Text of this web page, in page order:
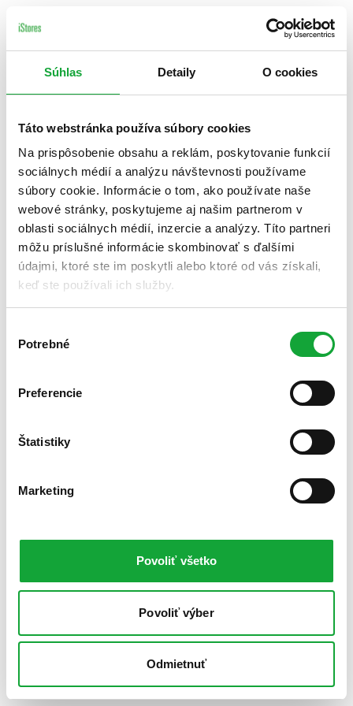
Súhlas Detaily O cookies
Táto webstránka používa súbory cookies
Na prispôsobenie obsahu a reklám, poskytovanie funkcií
sociálnych médií a analýzu návštevnosti používame
súbory cookie. Informácie o tom, ako používate naše
webové stránky, poskytujeme aj našim partnerom v
oblasti sociálnych médií, inzercie a analýzy. Títo partneri
môžu príslušné informácie skombinovať s ďalšími
údajmi, ktoré ste im poskytli alebo ktoré od vás získali,
keď ste používali ich služby.
súhlasu
Potrebné
Preferencie
Štatistiky
Marketing
Povoliť všetko
Povoliť výber
Odmietnuť